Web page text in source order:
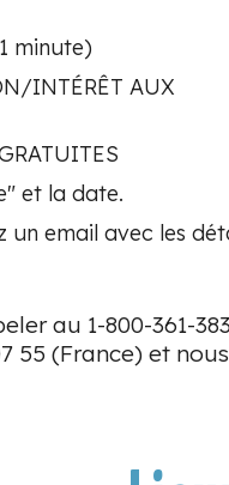
minute)
INTÉRÊT AUX
et la date.
un email avec les
au 1-800-361-
55 (France) et